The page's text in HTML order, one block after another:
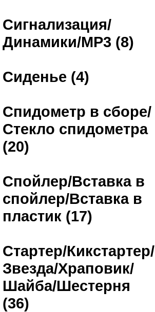
Сигнализация/
Динамики/MP3 (8)
Сиденье (4)
Спидометр в сборе/
Стекло спидометра
(20)
Спойлер/Вставка в
спойлер/Вставка в
пластик (17)
Стартер/Кикстартер/
Звезда/Храповик/
Шайба/Шестерня
(36)